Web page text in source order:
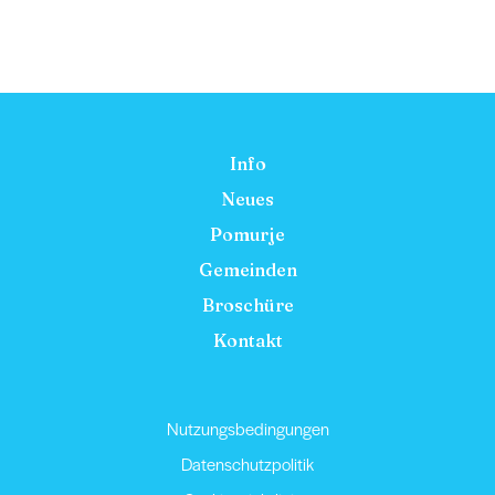
Info
Neues
Pomurje
Gemeinden
Broschüre
Kontakt
Nutzungsbedingungen
Datenschutzpolitik